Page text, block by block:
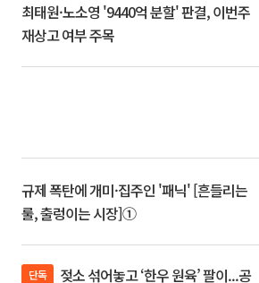
최태원·노소영 '9440억 분할' 판결, 이번주
재상고 여부 주목
규제 폭탄에 개미·집주인 '패닉' [흔들리는
룰, 출렁이는 시장]①
단독